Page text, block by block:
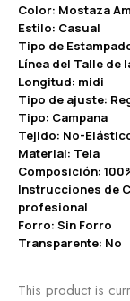
Color: Mostaza
Estilo: Casual
Tipo de
Línea del Talle de
Longitud: midi
Tipo de ajuste:
Tipo: Campana
Tejido: No-
Material: Tela
Composición:
Instrucciones de
profesional
Forro: Sin Forro
Transparente: No
This product is